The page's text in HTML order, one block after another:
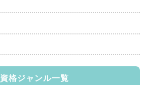
資格ジャンル一覧